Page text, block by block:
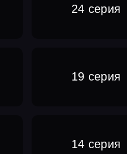
24 серия
19 серия
14 серия